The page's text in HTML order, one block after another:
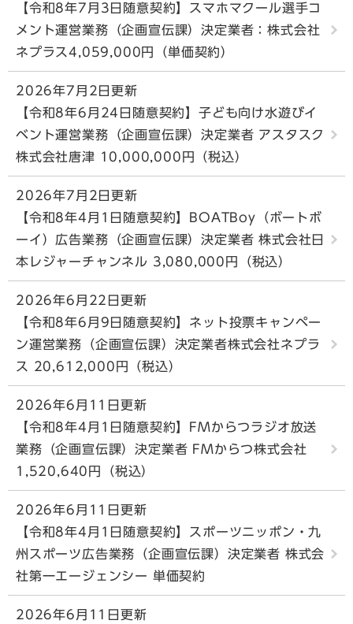
【令和8年7月3日随意契約】スマホマクール選手コ
メント運営業務（企画宣伝課）決定業者：株式会社
ネプラス4,059,000円（単価契約）
2026年7月2日更新
【令和8年6月24日随意契約】子ども向け水遊びイ
ベント運営業務（企画宣伝課）決定業者 アスタスク
株式会社唐津 10,000,000円（税込）
2026年7月2日更新
【令和8年4月1日随意契約】BOATBoy（ボートボ
ーイ）広告業務（企画宣伝課）決定業者 株式会社日
本レジャーチャンネル 3,080,000円（税込）
2026年6月22日更新
【令和8年6月9日随意契約】ネット投票キャンペー
ン運営業務（企画宣伝課）決定業者株式会社ネプラ
ス 20,612,000円（税込）
2026年6月11日更新
【令和8年4月1日随意契約】FMからつラジオ放送
業務（企画宣伝課）決定業者 FMからつ株式会社
1,520,640円（税込）
2026年6月11日更新
【令和8年4月1日随意契約】スポーツニッポン・九
州スポーツ広告業務（企画宣伝課）決定業者 株式会
社第一エージェンシー 単価契約
2026年6月11日更新